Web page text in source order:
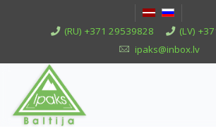
(RU) +371 29539828
(LV)
ipaks@inbox.lv